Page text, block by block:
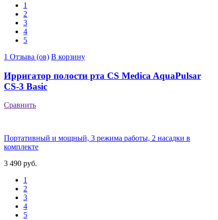
1
2
3
4
5
1 Отзыва (ов) В корзину
Ирригатор полости рта CS Medica AquaPulsar
CS-3 Basic
Сравнить
Портативный и мощный, 3 режима работы, 2 насадки в
комплекте
3 490 руб.
1
2
3
4
5